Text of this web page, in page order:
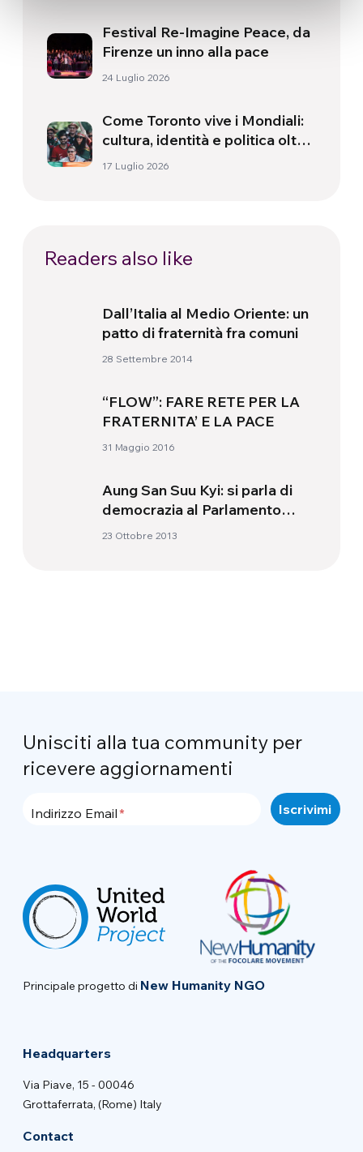
Festival Re-Imagine Peace, da
Firenze un inno alla pace
24 Luglio 2026
Come Toronto vive i Mondiali:
cultura, identità e politica oltre
il campo
17 Luglio 2026
Readers also like
Dall’Italia al Medio Oriente: un
patto di fraternità fra comuni
28 Settembre 2014
“FLOW”: FARE RETE PER LA
FRATERNITA’ E LA PACE
31 Maggio 2016
Aung San Suu Kyi: si parla di
democrazia al Parlamento
Europeo
23 Ottobre 2013
Unisciti alla tua community per
ricevere aggiornamenti
Indirizzo Email
Principale progetto di New Humanity NGO
Headquarters
Via Piave, 15 - 00046
Grottaferrata, (Rome) Italy
Contact